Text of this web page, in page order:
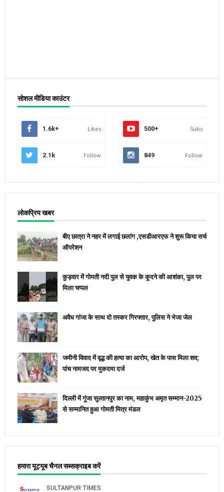
सोशल मीडिया काउंटर
1.6k+ Likes 500+ Subs
2.1k Follow 849 Follow
लोकप्रिय खबर
बीए छात्रा ने नहर में लगाई छलांग ,एसडीआरएफ ने शुरू किया सर्च
ऑपरेशन
कुड़वार में गोमती नदी पुल से युवक के कूदने की आशंका, पुल पर
मिला चप्पल
अवैध गांजा के साथ दो तस्कर गिरफ्तार, पुलिस ने भेजा जेल
जमीनी विवाद में वृद्ध की हत्या का आरोप, खेत के पास मिला शव;
पांच नामजद पर मुकदमा दर्ज
दिल्ली में गूंजा सुल्तानपुर का नाम, महाकुंभ अमृत सम्मान-2025
से सम्मानित हुआ गोमती मित्र मंडल
हमारा यूट्यूब चैनल सब्सक्राइब करें